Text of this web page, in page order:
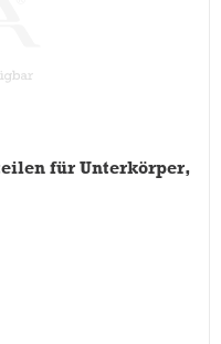
für Unterkörper,